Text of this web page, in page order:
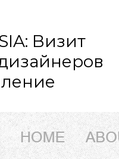
Визит